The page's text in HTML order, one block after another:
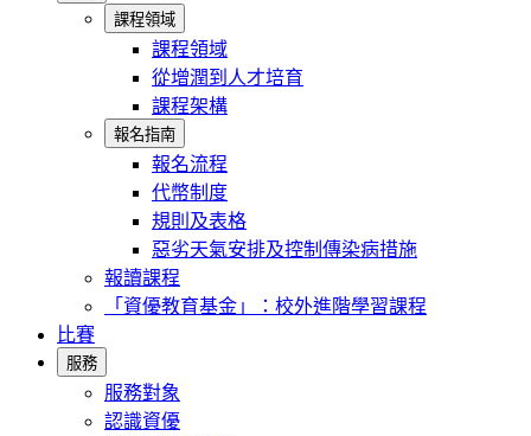
課程領域
課程領域
從增潤到人才培育
課程架構
報名指南
報名流程
代幣制度
規則及表格
惡劣天氣安排及控制傳染病措施
報讀課程
「資優教育基金」：校外進階學習課程
比賽
服務
服務對象
認識資優